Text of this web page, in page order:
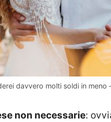
davvero molti soldi in meno
non necessarie: